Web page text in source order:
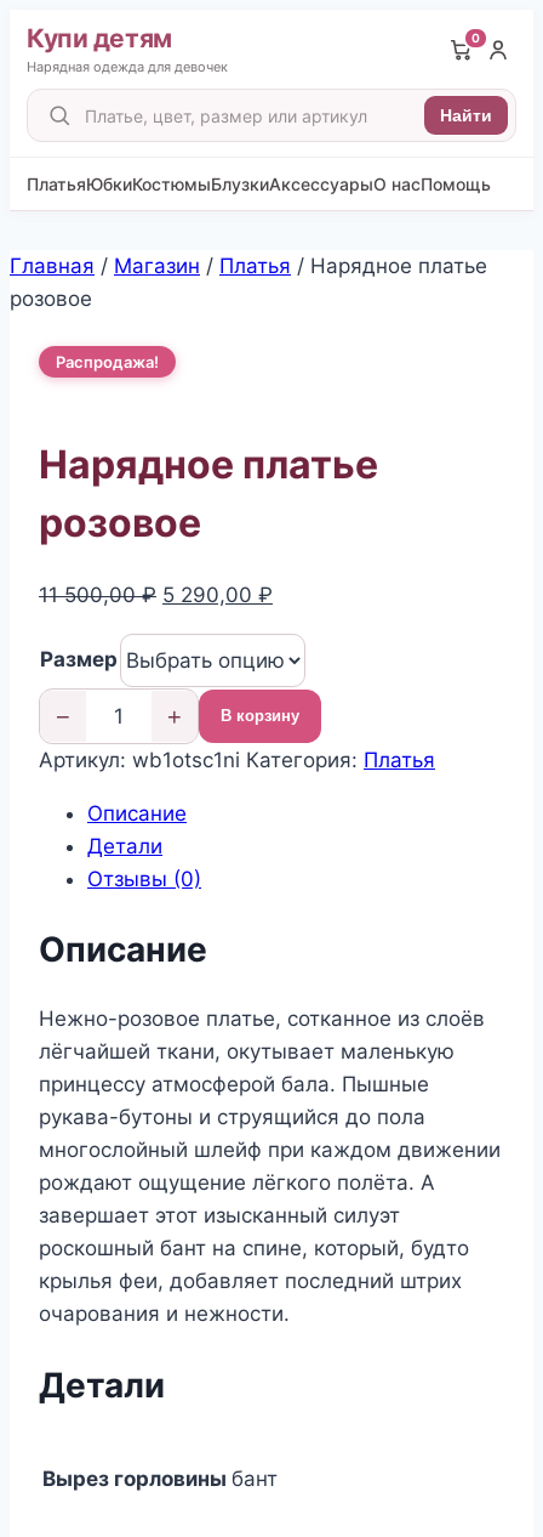
Купи детям
Нарядная одежда для девочек
Поиск
товаров
Найти
0
ПлатьяЮбкиКостюмыБлузкиАксессуарыО насПомощь
Перейти
к
Главная / Магазин / Платья / Нарядное платье
розовое
Распродажа!
Нарядное платье
розовое
11 500,00₽ Первоначальная
составляла
11
500,00 ₽.
5 290,00 ₽
5
290,00 ₽.
Размер
Количество
товара
платье
розовое
− + В корзину
Артикул: wb1otsc1ni Категория: Платья
Описание
Детали
Отзывы (0)
Описание
Нежно-розовое платье, сотканное из слоёв
лёгчайшей ткани, окутывает маленькую
принцессу атмосферой бала. Пышные
рукава-бутоны и струящийся до пола
многослойный шлейф при каждом движении
рождают ощущение лёгкого полёта. А
завершает этот изысканный силуэт
роскошный бант на спине, который, будто
крылья феи, добавляет последний штрих
очарования и нежности.
Детали
Вырез горловины бант